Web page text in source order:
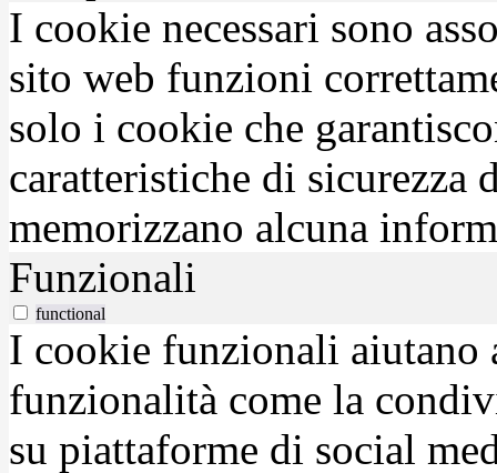
I cookie necessari sono
sito web funzioni
solo i cookie che
caratteristiche di sicurezza
memorizzano alcuna
Funzionali
functional
I cookie funzionali aiutano
funzionalità come la
su piattaforme di social